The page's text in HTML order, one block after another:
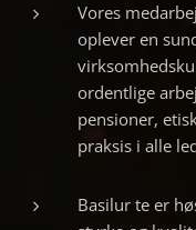
Vores
oplever en
ordentlige
pensioner,
praksis i alle
Basilur te er